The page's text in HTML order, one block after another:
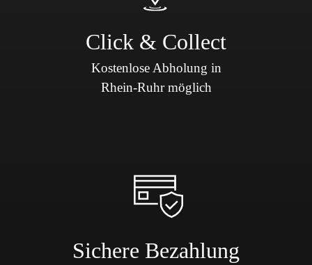
Click & Collect
Kostenlose Abholung in
Rhein-Ruhr möglich
Sichere Bezahlung